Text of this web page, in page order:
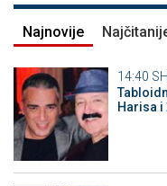
Najnovije
14:40
Harisa i